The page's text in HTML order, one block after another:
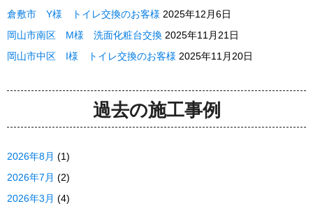
倉敷市 Y様 トイレ交換のお客様 2025年12月6日
岡山市南区 M様 洗面化粧台交換 2025年11月21日
岡山市中区 I様 トイレ交換のお客様 2025年11月20日
過去の施工事例
2026年8月 (1)
2026年7月 (2)
2026年3月 (4)